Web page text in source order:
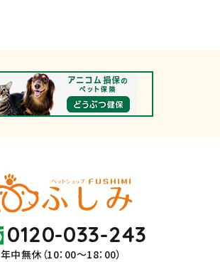
0120-033-243
年中無休（10：00～18：00）